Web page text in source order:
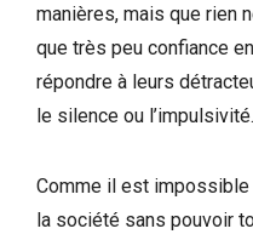
manières, mais que rien
que très peu confiance
répondre à leurs
le silence ou l’impulsivité.
Comme il est impossible
la société sans pouvoir